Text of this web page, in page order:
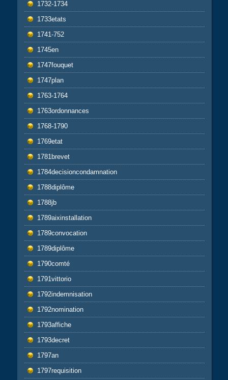
1732-1734
1733etats
1741-752
1745en
1747fouquet
1747plan
1763-1764
1763ordonnances
1768-1790
1769etat
1781brevet
1784decisioncondamnation
1788diplôme
1788jb
1789aixinstallation
1789convocation
1789diplôme
1790comté
1791vittorio
1792indemnisation
1792nomination
1793affiche
1793decret
1797an
1797requisition